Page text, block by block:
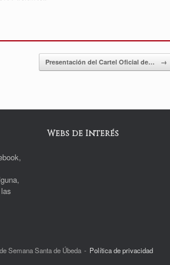
Presentación del Cartel Oficial de… →
Webs de Interés
Semana Santa de Úbeda Política de privacidad